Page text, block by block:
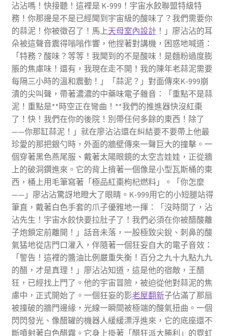
沾沾嗎！快接聽！這裡是 K-999！宇宙水餃聯盟特級特
務！你那邊是不是已經聞到宇宙級的酸味了？我們需要你
的蒜泥！你被徵召了！馬上天母室內設計！」廖沾沾的耳
朵被這聲音震得嗡嗡作響，他捏著對講機，困惑地喊道：
「特務？酸味？等等！我聞到的不是酸味！是麵粉過度膨
脹的焦慮味！還有，我現在走不開！我的陳年老蒜泥需要
每隔三小時的溫和震動！」「蒜泥？」對面傳來K-999崩
潰的尖叫聲，帶著濃濃的中藥味電子雜音：「重點不是蒜
泥！重點是**時空正在彎曲！**我們的推進器快沒紅棗
了！快！我們在你的後院！別帶任何多餘的東西！除了
——你那缸蒜泥！」就在廖沾沾還在糾結要不要帶上他最
珍愛的那把銀勺時，外面的牆壁傳來一聲巨大的撞擊。一
個穿著黑色燕尾服、戴著太陽眼鏡的太空吉娃娃，正從牆
上的破洞鑽進來。它的背上揹著一個像是小型瓦斯桶的東
西，桶上用毛筆寫著「極品紅棗枸杞燃料」。「你怎麼
——」廖沾沾驚訝地瞪大了眼睛。K-999用它的小短腿站得
筆直，戴著白色手套的爪子優雅地一揮：「沒時間了，沾
沾先生！宇宙水餃快要拉肚子了！我們必須在你被醋酸離
子炮鎖定前離開！」話音未落，一股極致尖銳、刺鼻的酸
氣猛地從店門口灌入，伴隨著一個狂妄自大的電子音效：
「警告！這裡的醬油比例嚴重失衡！百分之九十九點九九
的醋，才是真理！」廖沾沾知道，這是他的宿敵，王醋
狂，已經找上門了。他的宇宙冒險，被迫從他對蒜泥的焦
慮中，正式開始了。一個狂妄的影老屋翻新子佔滿了那扇
被撞破的牆門邊緣，光線一瞬間被極端的酸氣扭曲。一個
閃閃發光、像醋罐的機器人緩緩漂浮進來，它的底座還不
斷噴射著白色醋霧。它身上掛著「醋狂派大勝利」的霓虹